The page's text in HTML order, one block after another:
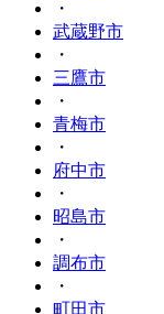
・
武蔵野市
・
三鷹市
・
青梅市
・
府中市
・
昭島市
・
調布市
・
町田市